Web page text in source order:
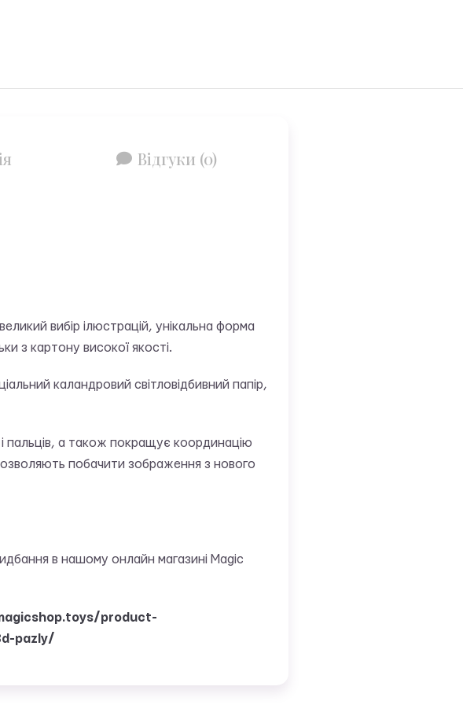
Відгуки (0)
вибір ілюстрацій, унікальна форма
з картону високої якості.
каландровий світловідбивний папір,
пальців, а також покращує координацію
побачити зображення з нового
в нашому онлайн магазині Magic
product-
pazly/